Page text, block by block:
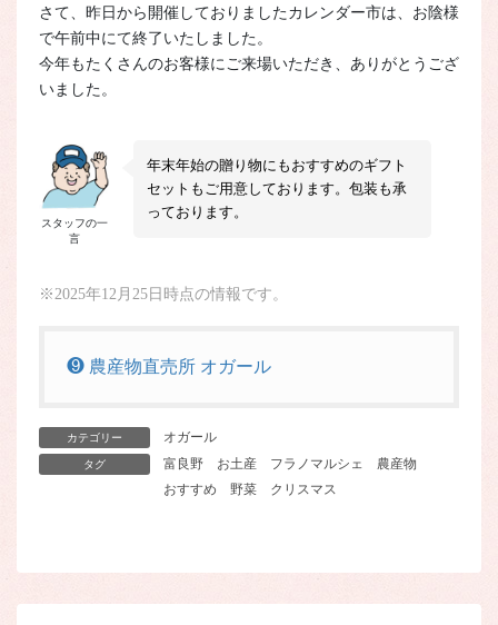
さて、昨日から開催しておりましたカレンダー市は、お陰様
で午前中にて終了いたしました。
今年もたくさんのお客様にご来場いただき、ありがとうござ
いました。
スタッフの一
言
年末年始の贈り物にもおすすめのギフト
セットもご用意しております。包装も承
っております。
※2025年12月25日時点の情報です。
❾ 農産物直売所 オガール
カテゴリー オガール
タグ 富良野 お土産 フラノマルシェ
農産物
おすすめ
野菜 クリスマス